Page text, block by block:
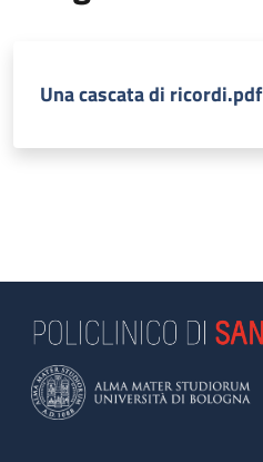
Una cascata di ricordi.pdf